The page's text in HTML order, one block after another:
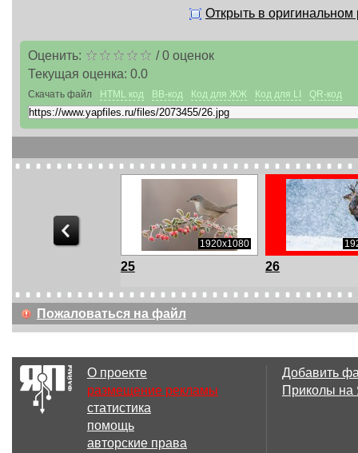
Открыть в оригинальном
Оценить: /0оценок
Текущая оценка: 0.0
Скачать файл HTML код BB-код Код для ЖЖ Код для LI QR-код
1920x1080 1920x1080
25 26
1920x1080 1920x1080
44
Пожаловаться на файл
О проекте
размещение рекламы
статистика
помощь
авторские права
Добавить
Приколы